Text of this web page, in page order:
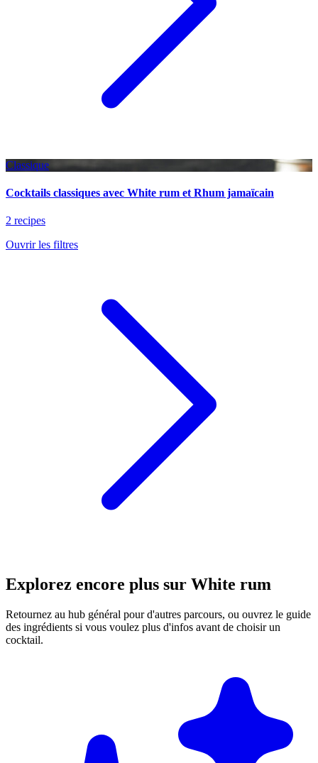
Classique
Cocktails classiques avec White rum et Rhum jamaïcain
2 recipes
Ouvrir les filtres
Explorez encore plus sur White rum
Retournez au hub général pour d'autres parcours, ou ouvrez le guide
des ingrédients si vous voulez plus d'infos avant de choisir un
cocktail.